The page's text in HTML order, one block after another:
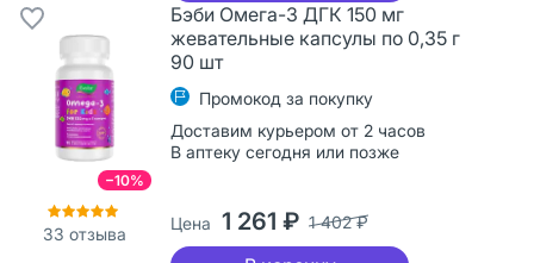
−10%
33 отзыва
Бэби Омега-3 ДГК 150 мг
жевательные капсулы по 0,35 г
90 шт
Промокод за покупку
Доставим курьером от 2 часов
В аптеку сегодня или позже
Цена 1 261 ₽ 1 402 ₽